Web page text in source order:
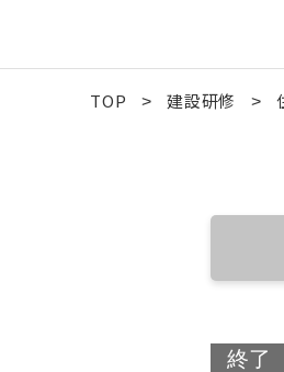
TOP > 建設研修 >
終了